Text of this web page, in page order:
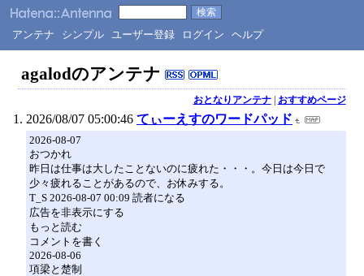
アンテナ シンプル ユーザー登録 ログイン ヘルプ
agalodのアンテナ
おとなりアンテナ| おすすめページ
2026/08/07 05:00:46 てぃーえすのワードパッド
2026-08-07
おつかれ
昨日は仕事は大したことないのに疲れた・・・。今日は今日で
少々疲れることがあるので、お休みする。
T_S 2026-08-07 00:09 読者になる
広告を非表示にする
もっと読む
コメントを書く
2026-08-06
項梁と楚制